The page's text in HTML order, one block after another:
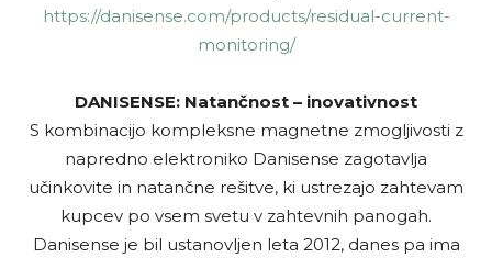
https://danisense.com/products/residual-current-
monitoring/
DANISENSE: Natančnost – inovativnost
S kombinacijo kompleksne magnetne zmogljivosti z
napredno elektroniko Danisense zagotavlja
učinkovite in natančne rešitve, ki ustrezajo zahtevam
kupcev po vsem svetu v zahtevnih panogah.
Danisense je bil ustanovljen leta 2012, danes pa ima